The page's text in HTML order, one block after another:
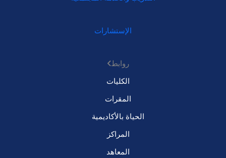
الإستشارات
روابط
الكليات
المقرات
الحياة بالأكاديمية
المراكز
المعاهد